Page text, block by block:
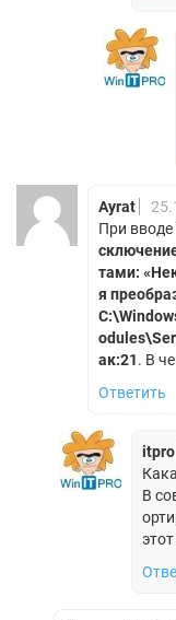
Ayrat
При вводе
тами:
я
ак:21. В
Ответить
itpro
В